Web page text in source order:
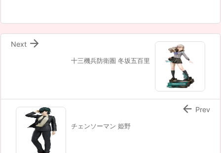
十三機兵防衛圏 冬坂五百里

Next
チェンソーマン 姫野
 Prev